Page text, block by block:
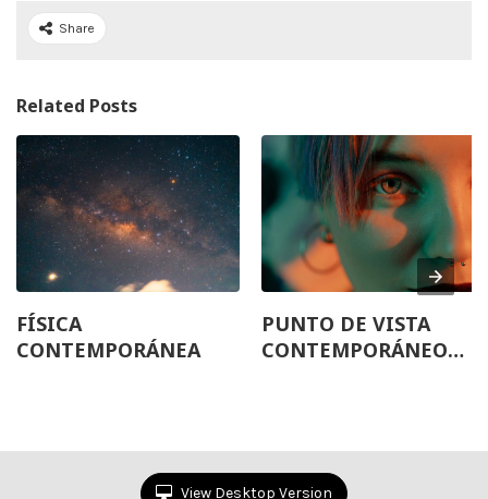
Share
Related Posts
FÍSICA
CONTEMPORÁNEA
PUNTO DE VISTA
CONTEMPORÁNEO
View Desktop Version